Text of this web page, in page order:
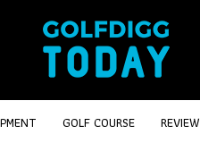
GOLF COURSE REVIEW